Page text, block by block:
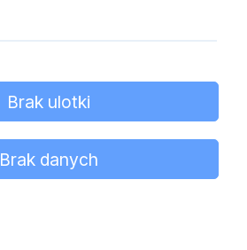
Brak ulotki
Brak danych